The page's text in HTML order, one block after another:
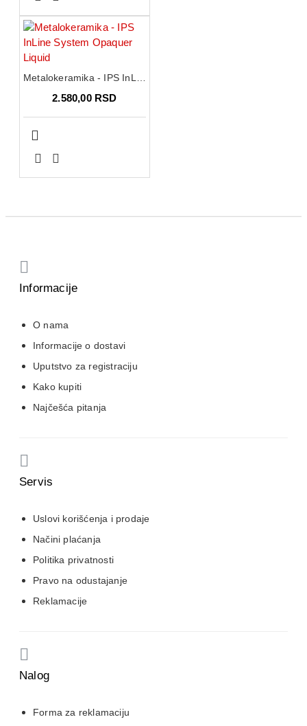
2.580,00 RSD
Informacije
O nama
Informacije o dostavi
Uputstvo za registraciju
Kako kupiti
Najčešća pitanja
Servis
Uslovi korišćenja i prodaje
Načini plaćanja
Politika privatnosti
Pravo na odustajanje
Reklamacije
Nalog
Forma za reklamaciju